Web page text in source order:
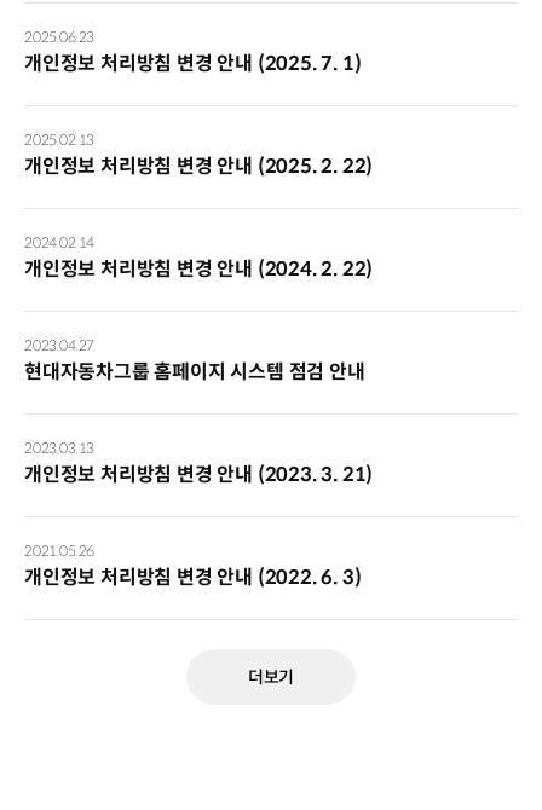
2025.06.23
개인정보 처리방침 변경 안내 (2025. 7. 1)
2025.02.13
개인정보 처리방침 변경 안내 (2025. 2. 22)
2024.02.14
개인정보 처리방침 변경 안내 (2024. 2. 22)
2023.04.27
현대자동차그룹 홈페이지 시스템 점검 안내
2023.03.13
개인정보 처리방침 변경 안내 (2023. 3. 21)
2021.05.26
개인정보 처리방침 변경 안내 (2022. 6. 3)
더보기